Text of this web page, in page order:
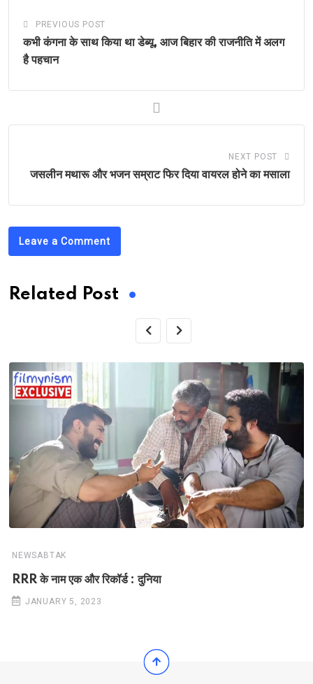
PREVIOUS POST
कभी कंगना के साथ किया था डेब्यू, आज बिहार की राजनीति में अलग
है पहचान
NEXT POST
जसलीन मथारू और भजन सम्राट फिर दिया वायरल होने का मसाला
Leave a Comment
Related Post
NEWSABTAK
RRR के नाम एक और रिकॉर्ड : दुनिया
JANUARY 5, 2023